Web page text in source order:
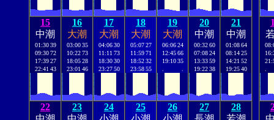
15
中潮
01:30 39
09:30 72
17:39 27
22:41 43
16
大潮
03:00 35
10:22 73
18:05 28
23:01 46
17
大潮
04:06 30
11:11 73
18:30 30
23:27 50
18
大潮
05:07 27
11:59 71
18:52 32
23:58 55
19
大潮
06:06 24
12:45 66
19:10 35
20
中潮
00:32 60
07:08 24
13:33 59
19:22 38
21
中潮
01:08 64
08:14 25
14:21 52
19:25 40
22
23
24
25
26
27
28